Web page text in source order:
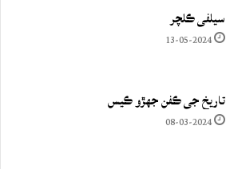
سيلفي ڪلچر
13-05-2024
تاريخ جي ڪفن جھڙو ڪيس
08-03-2024